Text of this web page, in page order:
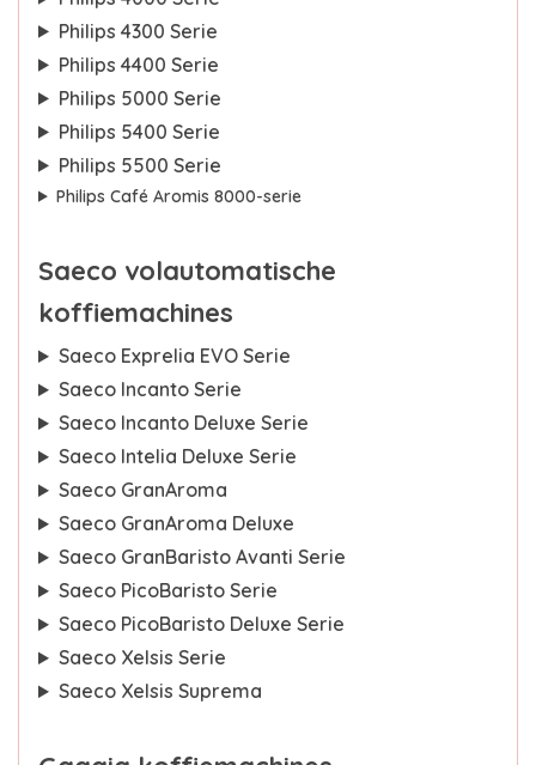
Philips 4300 Serie
Philips 4400 Serie
Philips 5000 Serie
Philips 5400 Serie
Philips 5500 Serie
Philips Café Aromis 8000-serie
Saeco volautomatische
koffiemachines
Saeco Exprelia EVO Serie
Saeco Incanto Serie
Saeco Incanto Deluxe Serie
Saeco Intelia Deluxe Serie
Saeco GranAroma
Saeco GranAroma Deluxe
Saeco GranBaristo Avanti Serie
Saeco PicoBaristo Serie
Saeco PicoBaristo Deluxe Serie
Saeco Xelsis Serie
Saeco Xelsis Suprema